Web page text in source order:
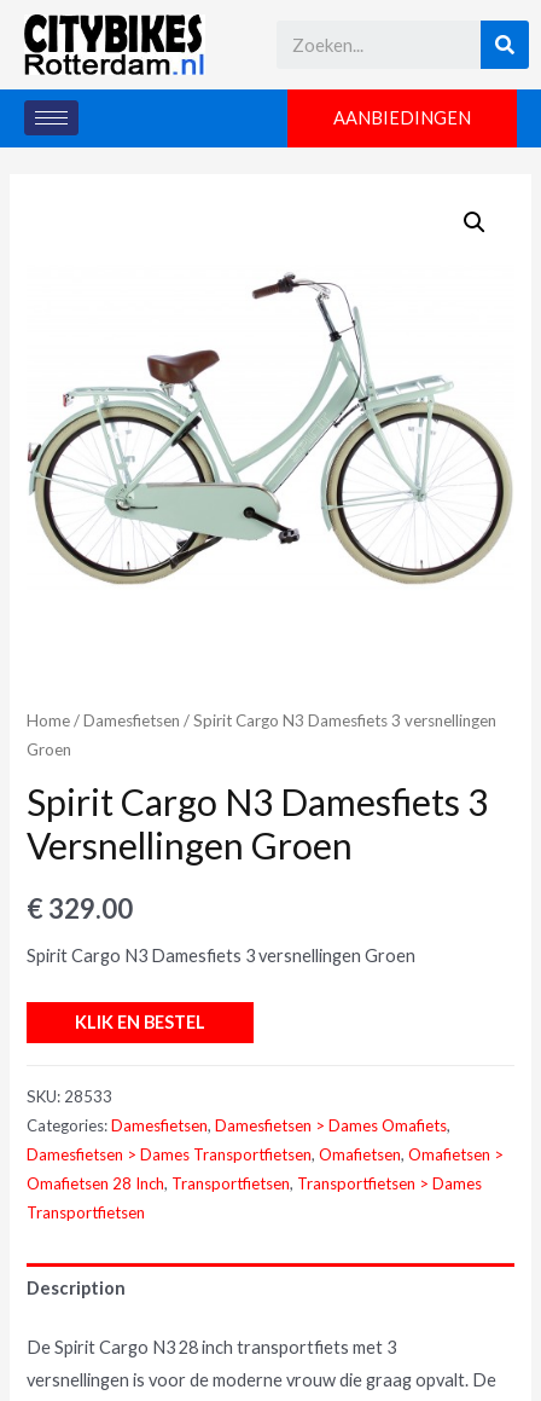
AANBIEDINGEN
Home/Damesfietsen / Spirit Cargo N3 Damesfiets 3 versnellingen
Groen
Spirit Cargo N3 Damesfiets 3
Versnellingen Groen
€ 329.00
Spirit Cargo N3 Damesfiets 3 versnellingen Groen
KLIK EN BESTEL
SKU: 28533
Categories:Damesfietsen,Damesfietsen > Dames Omafiets,
Damesfietsen > Dames Transportfietsen,Omafietsen,Omafietsen >
Omafietsen 28 Inch, Transportfietsen, Transportfietsen > Dames
Transportfietsen
Description
De Spirit Cargo N3 28 inch transportfiets met 3
versnellingen is voor de moderne vrouw die graag opvalt. De